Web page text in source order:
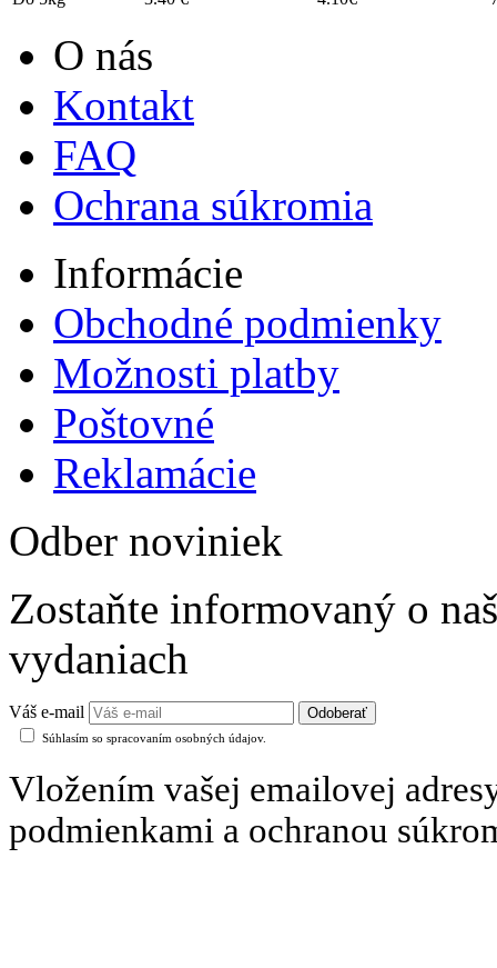
O nás
Kontakt
FAQ
Ochrana súkromia
Informácie
Obchodné podmienky
Možnosti platby
Poštovné
Reklamácie
Odber noviniek
Zostaňte informovaný o
vydaniach
Váš e-mail
Súhlasím so spracovaním osobných údajov.
Vložením vašej emailovej
podmienkami a ochranou